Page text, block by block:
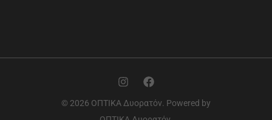
© 2026 ΟΠΤΙΚΑ Δυορατόν. Powered by